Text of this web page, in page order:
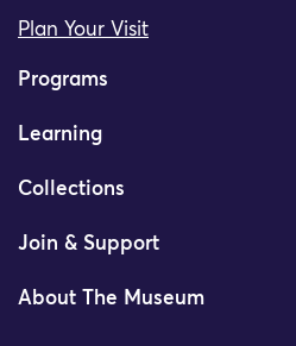
Plan Your Visit
Programs
Learning
Collections
Join & Support
About The Museum